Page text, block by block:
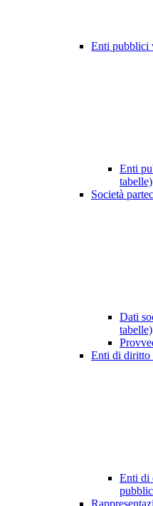
Enti pubblici
Enti
tabelle)
Società
Dati
tabelle)
Enti di diritto
Enti di